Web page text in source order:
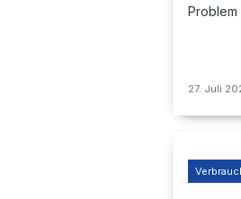
Problem
27. Juli